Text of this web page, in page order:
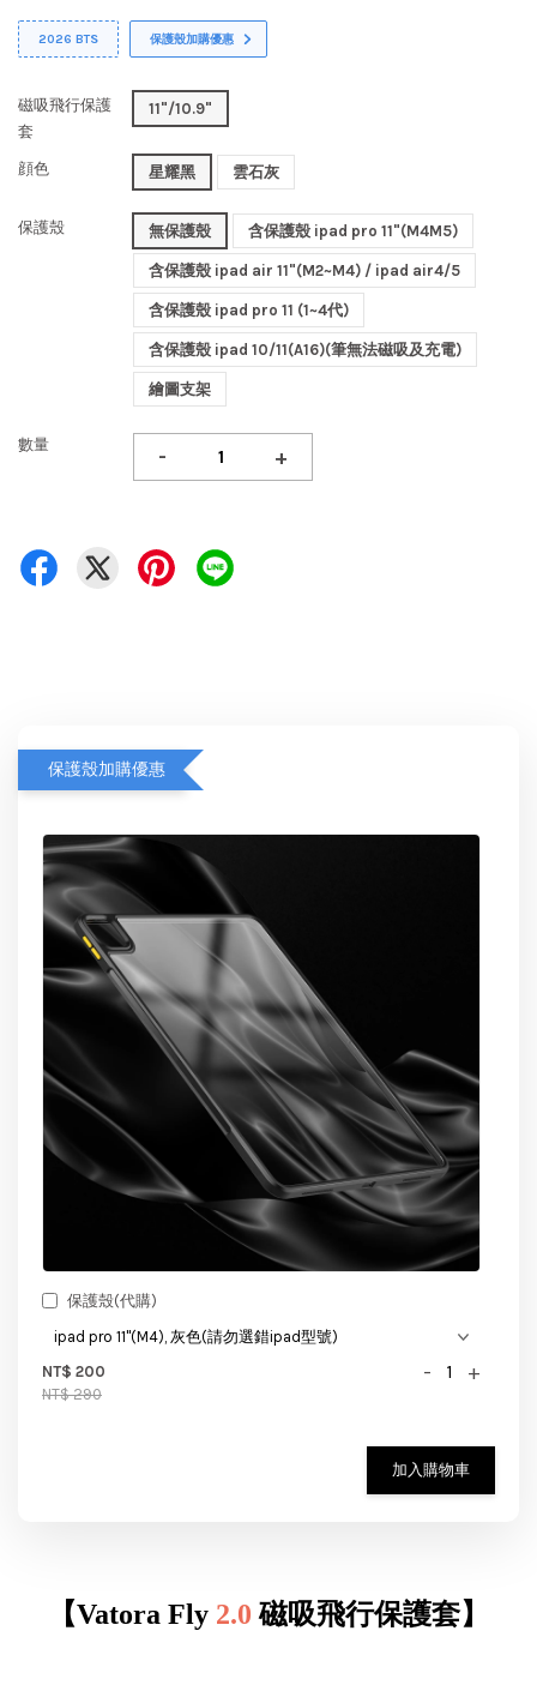
2026 BTS 保護殼加購優惠
磁吸飛行保護
套
11"/10.9"
顔色 星耀黑 雲石灰
保護殼 無保護殼 含保護殼 ipad pro 11"(M4M5)
含保護殼 ipad air 11"(M2~M4) / ipad air4/5
含保護殼 ipad pro 11 (1~4代)
含保護殼 ipad 10/11(A16)(筆無法磁吸及充電)
繪圖支架
數量 - +
保護殼加購優惠
保護殼(代購)
NT$ 200
NT$ 290
- +
加入購物車
【Vatora Fly 2.0 磁吸飛行保護套】